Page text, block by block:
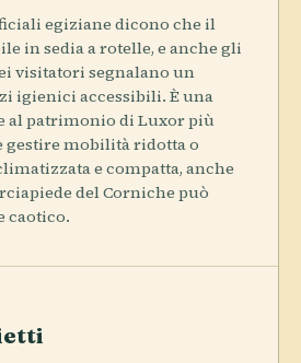
egiziane dicono che il
in sedia a rotelle, e anche gli
visitatori segnalano un
igienici accessibili. È una
al patrimonio di Luxor più
gestire mobilità ridotta o
e compatta, anche
del Corniche può
caotico.